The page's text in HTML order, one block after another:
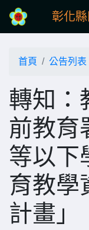
彰化
首頁 公告列表
轉知：
前教育
等以下
育教學
計畫」